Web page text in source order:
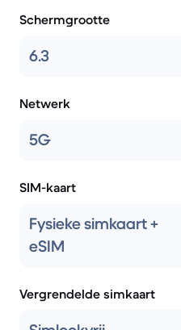
Schermgrootte
6.3
Netwerk
5G
SIM-kaart
Fysieke simkaart +
eSIM
Vergrendelde simkaart